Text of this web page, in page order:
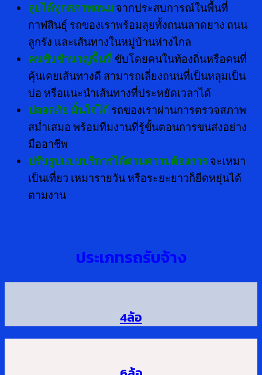
ลุยได้ทุกสภาพถนนจากประสบการณ์ในพื้นที่
กาฬสินธุ์ รถของเราพร้อมลุยทั้งถนนลาดยาง ถนน
ลูกรัง และเส้นทางในหมู่บ้านห่างไกล
คนขับชำนาญพื้นที่ขับโดยคนในท้องถิ่นหรือคนที่
คุ้นเคยเส้นทางดี สามารถเลี่ยงถนนที่เป็นหลุมเป็น
บ่อ หรือแนะนำเส้นทางที่ประหยัดเวลาได้
ปลอดภัย มั่นใจได้ รถของเราผ่านการตรวจสภาพ
สม่ำเสมอ พร้อมทีมงานที่รู้ขั้นตอนการขนส่งอย่าง
มืออาชีพ
ปรับรูปแบบบริการได้ตามความต้องการ จะเหมา
เป็นเที่ยว เหมารายวัน หรือระยะยาวก็ยืดหยุ่นได้
ตามงาน
ประเภทรถรับจ้าง
4ล้อ